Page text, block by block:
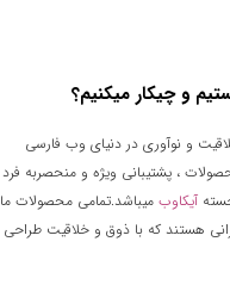
و چیکار میکنیم؟
و نوآوری در دنیای وب فارسی
، پشتیبانی ویژه و منحصربه فرد
آیکاوب میباشد.تمامی محصولات ما
هستند که با ذوق و خلاقیت طراحی